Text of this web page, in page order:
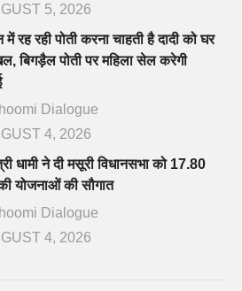
5, 2026
में रह रही पोती करना चाहती है दादी को घर
बिगड़ैल पोती पर महिला सेल करेगी
Dialogue
4, 2026
धामी ने दी मसूरी विधानसभा को 17.80
योजनाओं की सौगात
Dialogue
4, 2026